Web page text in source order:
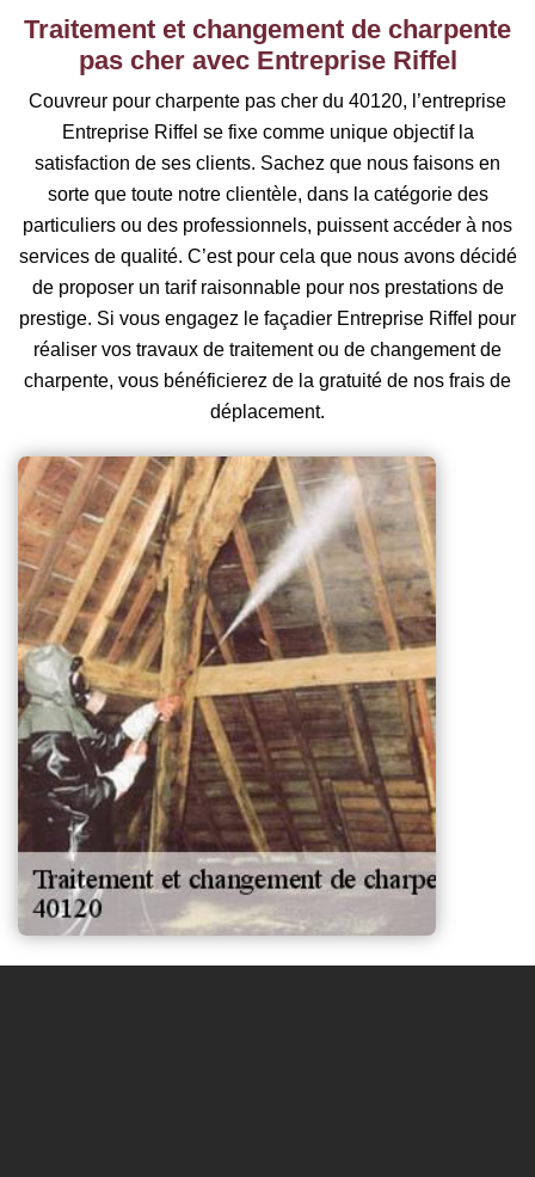
Traitement et changement de charpente
pas cher avec Entreprise Riffel
Couvreur pour charpente pas cher du 40120, l’entreprise
Entreprise Riffel se fixe comme unique objectif la
satisfaction de ses clients. Sachez que nous faisons en
sorte que toute notre clientèle, dans la catégorie des
particuliers ou des professionnels, puissent accéder à nos
services de qualité. C’est pour cela que nous avons décidé
de proposer un tarif raisonnable pour nos prestations de
prestige. Si vous engagez le façadier Entreprise Riffel pour
réaliser vos travaux de traitement ou de changement de
charpente, vous bénéficierez de la gratuité de nos frais de
déplacement.